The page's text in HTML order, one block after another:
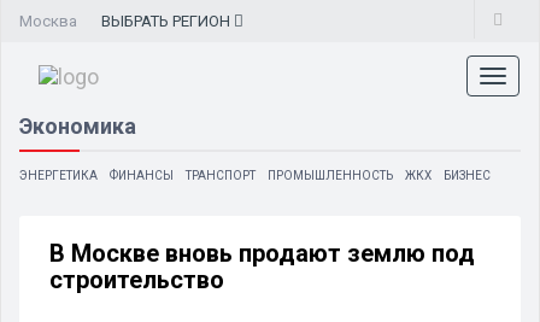
Москва ВЫБРАТЬ РЕГИОН
Экономика
ЭНЕРГЕТИКА ФИНАНСЫ ТРАНСПОРТ ПРОМЫШЛЕННОСТЬ ЖКХ БИЗНЕС
В Москве вновь продают землю под
строительство